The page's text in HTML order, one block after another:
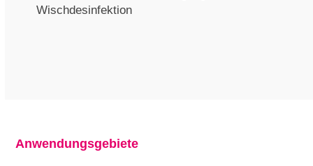
Wischdesinfektion
Anwendungsgebiete